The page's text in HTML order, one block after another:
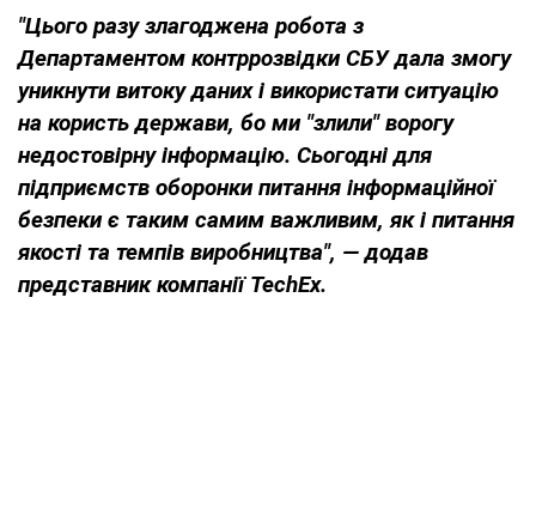
"Цього разу злагоджена робота з
Департаментом контррозвідки СБУ дала змогу
уникнути витоку даних і використати ситуацію
на користь держави, бо ми "злили" ворогу
недостовірну інформацію. Сьогодні для
підприємств оборонки питання інформаційної
безпеки є таким самим важливим, як і питання
якості та темпів виробництва", — додав
представник компанії TechEx.